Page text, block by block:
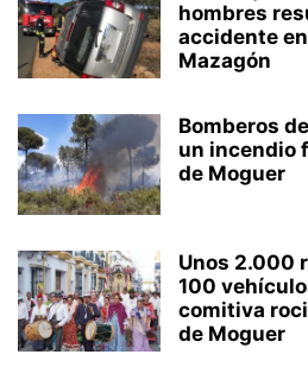
hombres
accidente
Mazagón
Bomberos
un incendio
de Moguer
Unos 2.000
100
comitiva
de Moguer